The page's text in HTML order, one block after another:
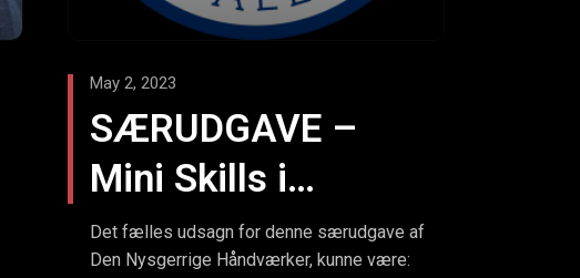
SÆRUDGAVE –
Mini Skills i
Ballerup – Få flere
May 2, 2023
Det fælles udsagn for denne særudgave af
Den Nysgerrige Håndværker, kunne være: